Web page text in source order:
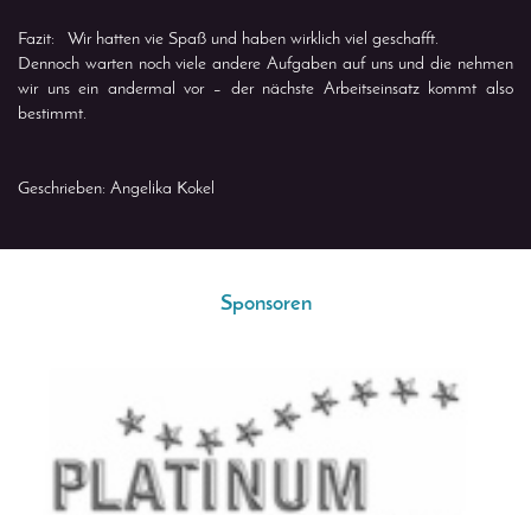
Fazit: Wir hatten vie Spaß und haben wirklich viel geschafft.
Dennoch warten noch viele andere Aufgaben auf uns und die nehmen
wir uns ein andermal vor – der nächste Arbeitseinsatz kommt also
bestimmt.
Geschrieben: Angelika Kokel
Sponsoren